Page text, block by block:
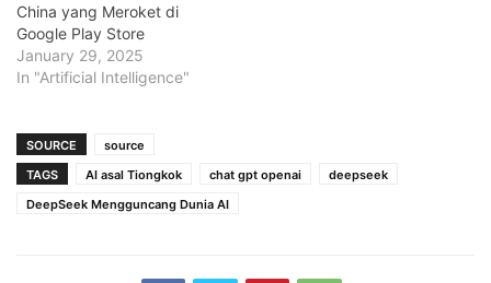
China yang Meroket di
Google Play Store
January 29, 2025
In "Artificial Intelligence"
SOURCE
source
TAGS
AI asal Tiongkok chat gpt openai
deepseek
DeepSeek Mengguncang Dunia AI